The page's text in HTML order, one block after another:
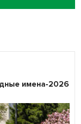
имена-2026